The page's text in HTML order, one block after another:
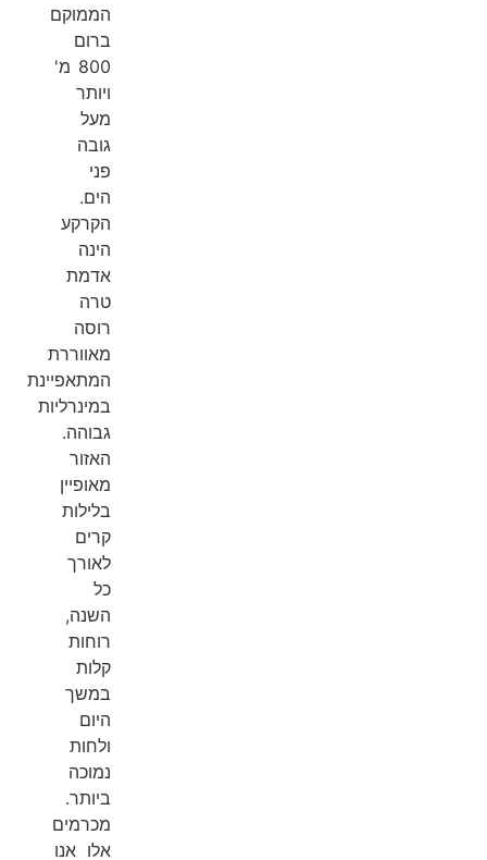
הממוקם
ברום
800 מ'
ויותר
מעל
גובה
פני
הים.
הקרקע
הינה
אדמת
טרה
רוסה
מאווררת
המתאפיינת
במינרליות
גבוהה.
האזור
מאופיין
בלילות
קרים
לאורך
כל
השנה,
רוחות
קלות
במשך
היום
ולחות
נמוכה
ביותר.
מכרמים
אלו אנו